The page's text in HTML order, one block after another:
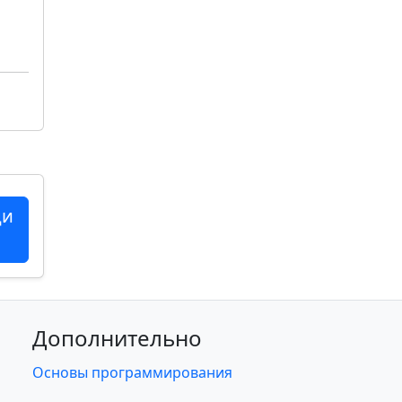
Дополнительно
Основы программирования